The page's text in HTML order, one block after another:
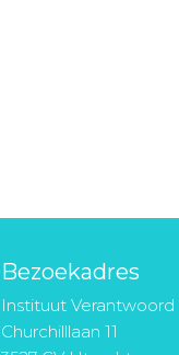
Bezoekadres
Instituut
Churchilllaan 11